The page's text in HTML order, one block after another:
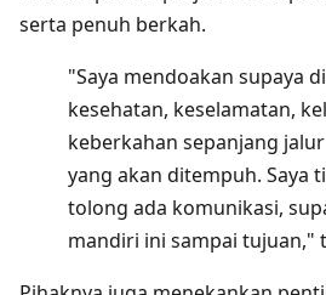
serta penuh berkah.
"Saya mendoakan supaya
kesehatan, keselamatan,
keberkahan sepanjang
yang akan ditempuh. Saya
tolong ada komunikasi,
mandiri ini sampai tujuan,"